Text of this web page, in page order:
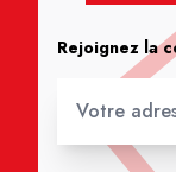
Rejoignez la